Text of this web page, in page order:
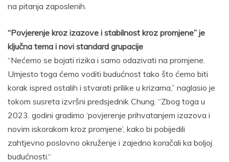
na pitanja zaposlenih.
“Povjerenje kroz izazove i stabilnost kroz promjene” je
ključna tema i novi standard grupacije
“Nećemo se bojati rizika i samo odazivati na promjene.
Umjesto toga ćemo voditi budućnost tako što ćemo biti
korak ispred ostalih i stvarati prilike u krizama,” naglasio je
tokom susreta izvršni predsjednik Chung. “Zbog toga u
2023. godini gradimo ‘povjerenje prihvatanjem izazova i
novim iskorakom kroz promjene’, kako bi pobijedili
zahtjevno poslovno okruženje i zajedno koračali ka boljoj
budućnosti.“